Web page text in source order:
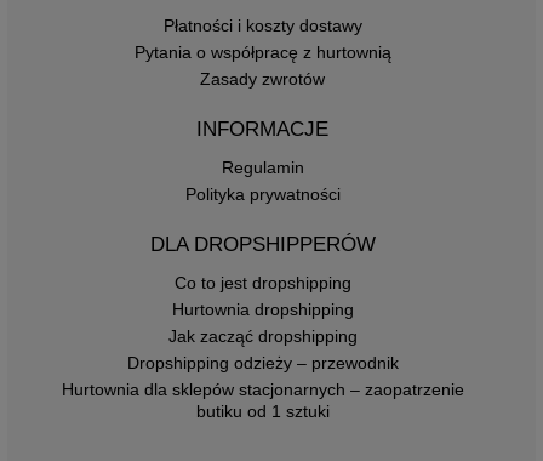
Płatności i koszty dostawy
Pytania o współpracę z hurtownią
Zasady zwrotów
INFORMACJE
Regulamin
Polityka prywatności
DLA DROPSHIPPERÓW
Co to jest dropshipping
Hurtownia dropshipping
Jak zacząć dropshipping
Dropshipping odzieży – przewodnik
Hurtownia dla sklepów stacjonarnych – zaopatrzenie
butiku od 1 sztuki